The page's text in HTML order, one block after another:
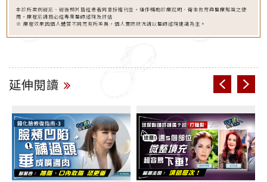
本診所案例術前、術後照片皆經患者同意授權刊登，僅作輔助診療說明、衛生教育與醫療知識之使
用，療程前請務必經專業醫師諮詢及評估
※ 療程效果因個人體質不同而有所差異，個人實際狀況請以醫師諮詢建議為主。
延伸閱讀